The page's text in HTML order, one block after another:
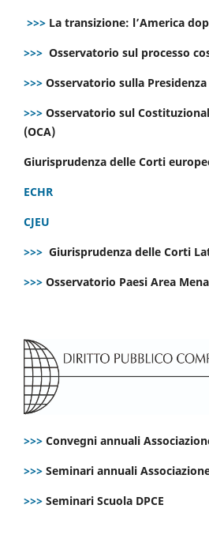
>>> La transizione: l’America
>>> Osservatorio sul processo
>>> Osservatorio sulla
>>> Osservatorio sul
(OCA)
Giurisprudenza delle Corti
ECHR
CJEU
>>> Giurisprudenza delle Corti
>>> Osservatorio Paesi Area Mena
>>> Convegni annuali
>>> Seminari annuali Associazione
>>> Seminari Scuola DPCE